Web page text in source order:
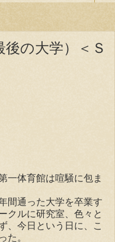
の大学）＜Ｓ
一体育館は喧騒に包ま
間通った大学を卒業す
クルに研究室、色々と
、今日という日に、こ
た。